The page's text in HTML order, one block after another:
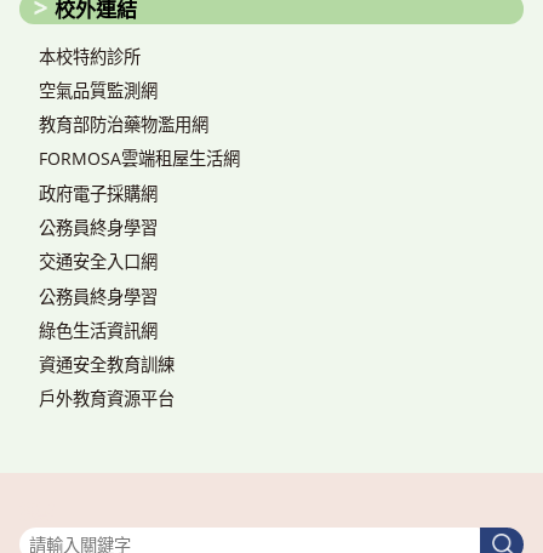
校外連結
本校特約診所
空氣品質監測網
教育部防治藥物濫用網
FORMOSA雲端租屋生活網
政府電子採購網
公務員終身學習
交通安全入口網
公務員終身學習
綠色生活資訊網
資通安全教育訓練
戶外教育資源平台
搜